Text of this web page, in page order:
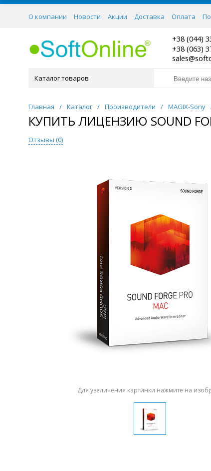
О компании Новости Акции Доставка Оплата
+38 (044)
+38 (063)
Каталог товаров
Главная / Каталог / Производители / MAGIX-Sony
КУПИТЬ ЛИЦЕНЗИЮ SOUND
Отзывы (0)
Для увеличения картинки нажмите на